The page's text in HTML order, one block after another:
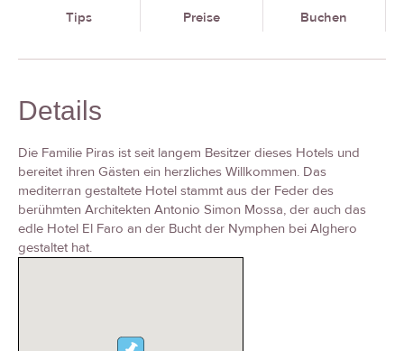
Tips
Preise Buchen
Details
Die Familie Piras ist seit langem Besitzer dieses Hotels und
bereitet ihren Gästen ein herzliches Willkommen. Das
mediterran gestaltete Hotel stammt aus der Feder des
berühmten Architekten Antonio Simon Mossa, der auch das
edle Hotel El Faro an der Bucht der Nymphen bei Alghero
gestaltet hat.